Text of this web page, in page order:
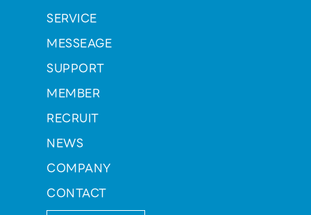
SERVICE
MESSEAGE
SUPPORT
MEMBER
RECRUIT
NEWS
COMPANY
CONTACT